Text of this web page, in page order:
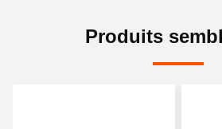
Produits